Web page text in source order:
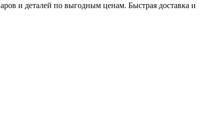
и деталей по выгодным ценам. Быстрая доставка и